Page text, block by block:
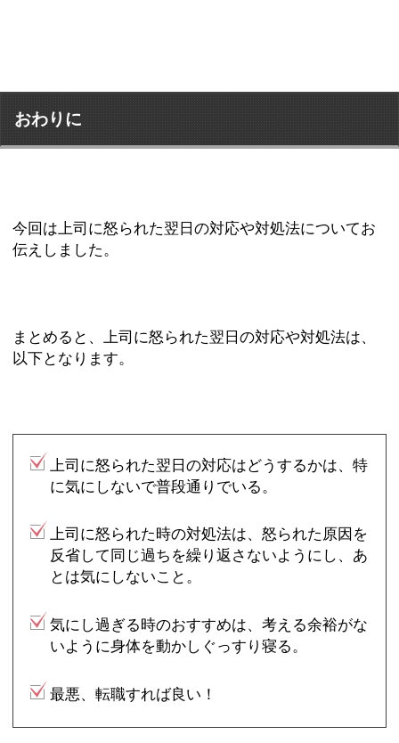
おわりに
今回は上司に怒られた翌日の対応や対処法についてお
伝えしました。
まとめると、上司に怒られた翌日の対応や対処法は、
以下となります。
上司に怒られた翌日の対応はどうするかは、特
に気にしないで普段通りでいる。
上司に怒られた時の対処法は、怒られた原因を
反省して同じ過ちを繰り返さないようにし、あ
とは気にしないこと。
気にし過ぎる時のおすすめは、考える余裕がな
いように身体を動かしぐっすり寝る。
最悪、転職すれば良い！